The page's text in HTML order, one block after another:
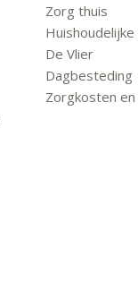
Zorg thuis
Huishoudelijke
De Vlier
Dagbesteding
Zorgkosten